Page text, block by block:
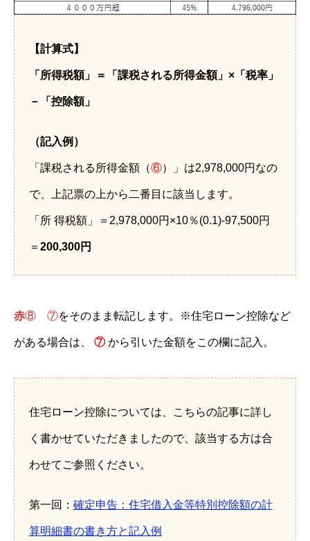
【計算式】
「所得税額」＝「課税される所得金額」×「税率」
－「控除額」
（記入例）
「課税される所得金額（⑥）」は2,978,000円なの
で、上記票の上から二番目に該当します。
「所 得税額」＝2,978,000円×10％(0.1)-97,500円
＝ 200,300円
赤⑧ ⑦をそのまま転記します。※住宅ローン控除など
がある場合は、 ⑦から引いた金額をこの欄に記入。
住宅ローン控除については、こちらの記事に詳し
く書かせていただきましたので、該当する方は合
わせてご参照ください。
第一回： 確定申告：住宅借入金等特別控除額の計
算明細書の書き方と記入例